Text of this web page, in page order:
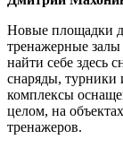
Новые площадки
тренажерные
найти себе здесь
снаряды, турники
комплексы
целом, на
тренажеров.